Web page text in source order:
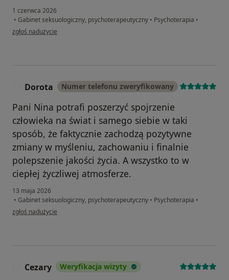
1 czerwca 2026
• Gabinet seksuologiczny, psychoterapeutyczny • Psychoterapia •
w opinii użytkownika SP
zgłoś nadużycie
Dorota Numer telefonu zweryfikowany
Pani Nina potrafi poszerzyć spojrzenie
człowieka na świat i samego siebie w taki
sposób, że faktycznie zachodzą pozytywne
zmiany w myśleniu, zachowaniu i finalnie
polepszenie jakości życia. A wszystko to w
ciepłej życzliwej atmosferze.
13 maja 2026
• Gabinet seksuologiczny, psychoterapeutyczny • Psychoterapia •
w opinii użytkownika Dorota
zgłoś nadużycie
Cezary Weryfikacja wizyty